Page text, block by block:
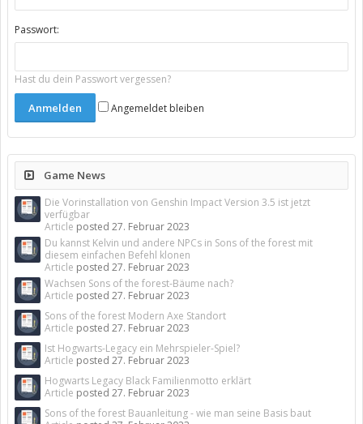
Passwort:
Hast du dein Passwort vergessen?
Angemeldet bleiben
Game News
Die Vorinstallation von Genshin Impact Version 3.5 ist jetzt
verfügbar
Article posted 27. Februar 2023
Du kannst Kelvin und andere NPCs in Sons of the forest mit
diesem einfachen Befehl klonen
Article posted 27. Februar 2023
Wachsen Sons of the forest-Bäume nach?
Article posted 27. Februar 2023
Sons of the forest Modern Axe Standort
Article posted 27. Februar 2023
Ist Hogwarts-Legacy ein Mehrspieler-Spiel?
Article posted 27. Februar 2023
Hogwarts Legacy Black Familienmotto erklärt
Article posted 27. Februar 2023
Sons of the forest Bauanleitung - wie man seine Basis baut